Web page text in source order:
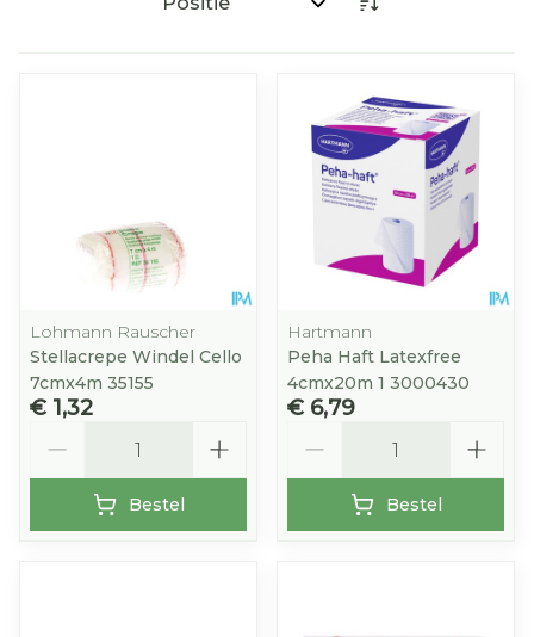
Sorteer op:
Lohmann Rauscher
Stellacrepe Windel Cello
7cmx4m 35155
€ 1,32
Bestel
Hartmann
Peha Haft Latexfree
4cmx20m 1 3000430
€ 6,79
Bestel